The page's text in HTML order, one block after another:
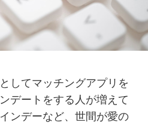
してマッチングアプリを
デートをする人が増えて
ンデーなど、世間が愛の